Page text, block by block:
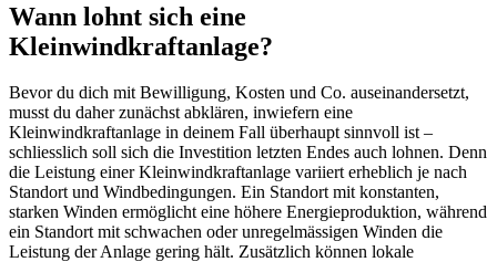
Wann lohnt sich eine
Kleinwindkraftanlage?
Bevor du dich mit Bewilligung, Kosten und Co. auseinandersetzt,
musst du daher zunächst abklären, inwiefern eine
Kleinwindkraftanlage in deinem Fall überhaupt sinnvoll ist –
schliesslich soll sich die Investition letzten Endes auch lohnen. Denn
die Leistung einer Kleinwindkraftanlage variiert erheblich je nach
Standort und Windbedingungen. Ein Standort mit konstanten,
starken Winden ermöglicht eine höhere Energieproduktion, während
ein Standort mit schwachen oder unregelmässigen Winden die
Leistung der Anlage gering hält. Zusätzlich können lokale